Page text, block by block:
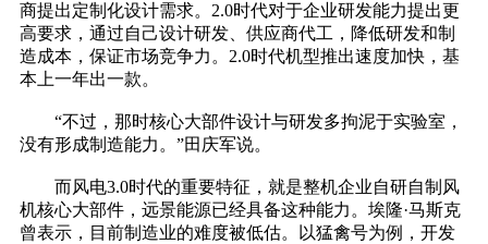
商提出定制化设计需求。2.0时代对于企业研发能力提出更
高要求，通过自己设计研发、供应商代工，降低研发和制
造成本，保证市场竞争力。2.0时代机型推出速度加快，基
本上一年出一款。
“不过，那时核心大部件设计与研发多拘泥于实验室，
没有形成制造能力。”田庆军说。
而风电3.0时代的重要特征，就是整机企业自研自制风
机核心大部件，远景能源已经具备这种能力。埃隆·马斯克
曾表示，目前制造业的难度被低估。以猛禽号为例，开发